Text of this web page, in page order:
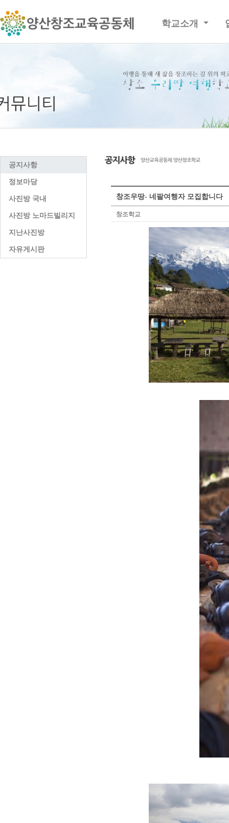
학교소개
공지사항
정보마당
사진방 국내
사진방 노마드빌리지
지난사진방
자유게시판
창조우땅- 네팔여행자 모집합니다
창조학교